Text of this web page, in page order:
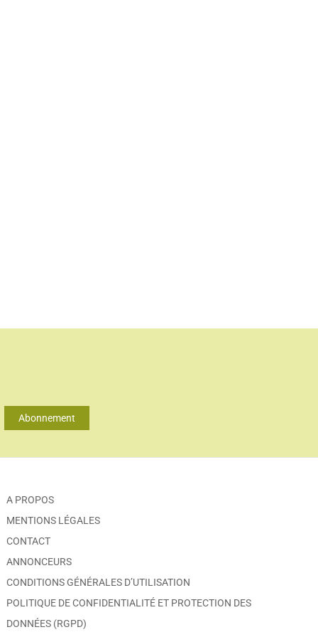
Abonnement
A PROPOS
MENTIONS LÉGALES
CONTACT
ANNONCEURS
CONDITIONS GÉNÉRALES D’UTILISATION
POLITIQUE DE CONFIDENTIALITÉ ET PROTECTION DES
DONNÉES (RGPD)